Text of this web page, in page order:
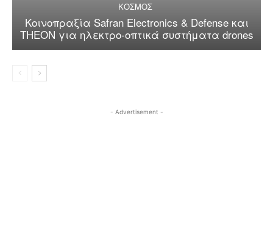
ΚΟΣΜΟΣ
Κοινοπραξία Safran Electronics & Defense και
THEON για ηλεκτρο-οπτικά συστήματα drones
- Advertisement -